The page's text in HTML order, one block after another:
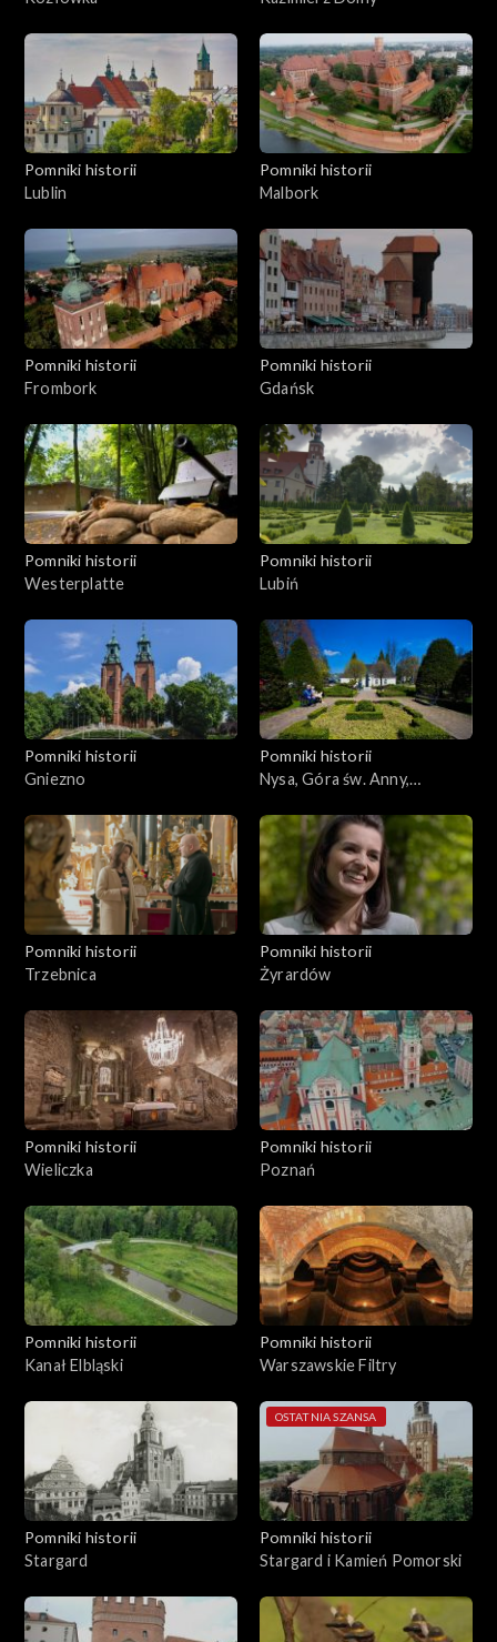
Pomniki historii
Lublin
Pomniki historii
Malbork
Pomniki historii
Frombork
Pomniki historii
Gdańsk
Pomniki historii
Westerplatte
Pomniki historii
Lubiń
Pomniki historii
Gniezno
Pomniki historii
Nysa, Góra św. Anny,
Pomniki historii
Trzebnica
Pomniki historii
Żyrardów
Pomniki historii
Wieliczka
Pomniki historii
Poznań
Pomniki historii
Kanał Elbląski
Pomniki historii
Warszawskie Filtry
Pomniki historii
Stargard
OSTATNIA SZANSA
Pomniki historii
Stargard i Kamień Pomorski